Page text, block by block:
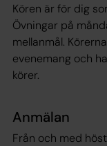
Kören är för dig
Övningar på
mellanmål.
evenemang och
körer.
Anmälan
Från och med